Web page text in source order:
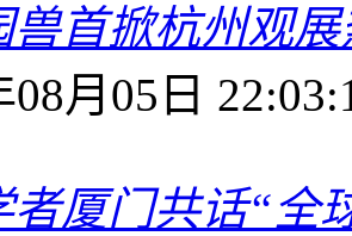
兽首掀杭州观
08月05日
者厦门共话“全